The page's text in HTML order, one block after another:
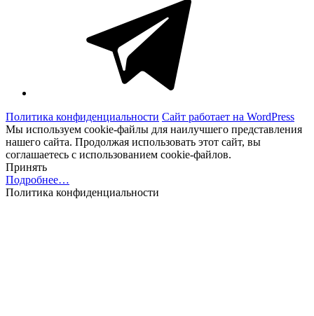
Политика конфиденциальности Сайт работает на WordPress
Мы используем cookie-файлы для наилучшего представления
нашего сайта. Продолжая использовать этот сайт, вы
соглашаетесь с использованием cookie-файлов.
Принять
Подробнее…
Политика конфиденциальности